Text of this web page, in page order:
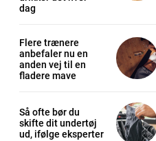
dag
Flere trænere
anbefaler nu en
anden vej til en
fladere mave
Så ofte bør du
skifte dit undertøj
ud, ifølge eksperter